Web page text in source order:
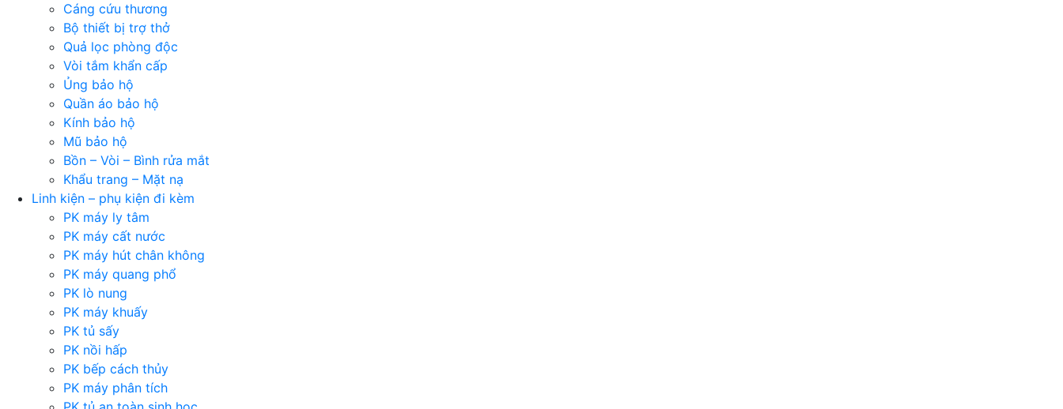
Cáng cứu thương
Bộ thiết bị trợ thở
Quả lọc phòng độc
Vòi tắm khẩn cấp
Ủng bảo hộ
Quần áo bảo hộ
Kính bảo hộ
Mũ bảo hộ
Bồn – Vòi – Bình rửa mắt
Khẩu trang – Mặt nạ
Linh kiện – phụ kiện đi kèm
PK máy ly tâm
PK máy cất nước
PK máy hút chân không
PK máy quang phổ
PK lò nung
PK máy khuấy
PK tủ sấy
PK nồi hấp
PK bếp cách thủy
PK máy phân tích